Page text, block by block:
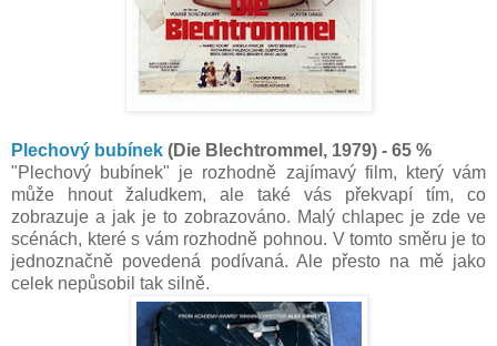
Plechový bubínek (Die Blechtrommel, 1979) - 65 %
"Plechový bubínek" je rozhodně zajímavý film, který vám
může hnout žaludkem, ale také vás překvapí tím, co
zobrazuje a jak je to zobrazováno. Malý chlapec je zde ve
scénách, které s vám rozhodně pohnou. V tomto směru je to
jednoznačně povedená podívaná. Ale přesto na mě jako
celek nepůsobil tak silně.